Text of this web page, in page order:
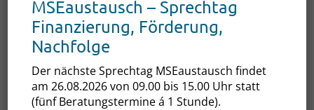
Zugang zu externen technologischen
Innovationen und frischen Ideen aus dem
Start-up-Ökosystem
Unterstützung bei der digitalen und
energetischen Transformation Ihres
MSEaustausch – Sprechtag
Finanzierung, Förderung,
Nachfolge
Der nächste Sprechtag MSEaustausch findet
am 26.08.2026 von 09.00 bis 15.00 Uhr statt
(fünf Beratungstermine á 1 Stunde).